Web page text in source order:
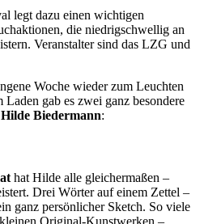
legt dazu einen wichtigen
die niedrigschwellig an
Veranstalter sind das LZG und
Woche wieder zum Leuchten
gab es zwei ganz besondere
Hilde Biedermann:
hat Hilde alle gleichermaßen –
Drei Wörter auf einem Zettel –
ganz persönlicher Sketch. So viele